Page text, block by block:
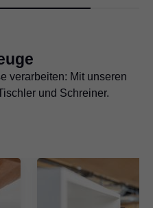
verarbeiten: Mit unseren
und Schreiner.